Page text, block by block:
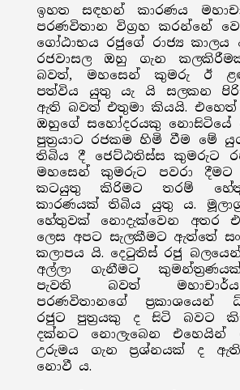
ඉහත සඳහන් කාරණය
පරණවිතාන විග්‍රහ කරන්නේ
ගෝඨාභය රජුගේ රාජ්‍ය කාලය
රජවාසල ඔහු ගැන
බවත්, මහසෙන් කුමරු ඊ
පත්විය යුතු යැ යි සලකන
ඇති බවත් එතුමා කියයි. එහෙත්
ඔහුගේ සහෝදරයකු නොසිටියේ
පුත්‍රයාට රජකම හිමි වීම මේ
තිබිය දී ජෙට්ඨතිස්ස කුමරුට
මහසෙන් කුමරුට පවරා
කටයුතු කිරිමට තරම්
කාරණයක් තිබිය යුතු ය.
හේතුවක් නොදැක්වෙන අතර
ලෙස අපට සැලකීමට ඇත්තේ
කලාපය යි. දෙටුතිස් රජු
අල්ලා ගැනීමට
පැවති බවත්
පරණවිතානගේ ප්‍රකාශයෙන්
රජුට පුත්‍රයකු ද සිටි බවට
දක්නට නොලැබෙන එහෙයින්
උරුමය ගැන ප්‍රශ්නයක් ද
නොවී ය.